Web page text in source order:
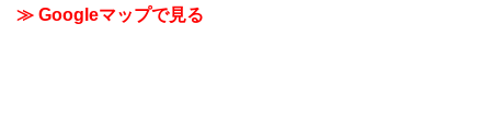
≫ Googleマップで見る